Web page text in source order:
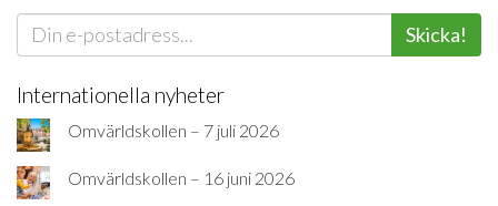
Skicka!
Internationella nyheter
Omvärldskollen – 7 juli 2026
Omvärldskollen – 16 juni 2026